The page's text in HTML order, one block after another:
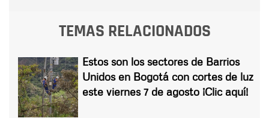
TEMAS RELACIONADOS
Estos son los sectores de Barrios
Unidos en Bogotá con cortes de luz
este viernes 7 de agosto ¡Clic aquí!